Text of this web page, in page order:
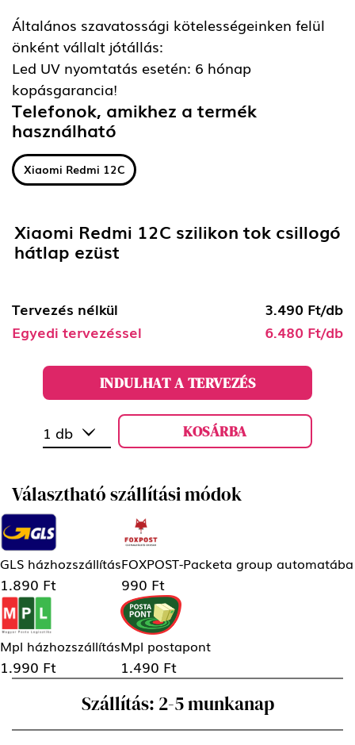
Általános szavatossági kötelességeinken felül
önként vállalt jótállás:
Led UV nyomtatás esetén: 6 hónap
kopásgarancia!
Telefonok, amikhez a termék
használható
Xiaomi Redmi 12C
Xiaomi Redmi 12C szilikon tok csillogó
hátlap ezüst
Tervezés nélkül
3.490 Ft/db
Egyedi tervezéssel
6.480 Ft/db
INDULHAT A TERVEZÉS
1 db KOSÁRBA
Választható szállítási módok
GLS házhozszállítás
1.890 Ft
FOXPOST-Packeta group automatába
990 Ft
Mpl házhozszállítás
1.990 Ft
Mpl postapont
1.490 Ft
Szállítás: 2-5 munkanap